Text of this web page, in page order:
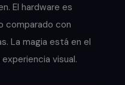
El hardware es
comparado con
La magia está en el
visual.